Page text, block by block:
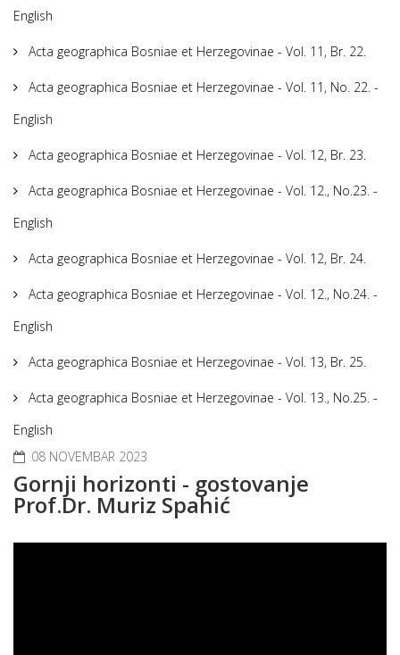
English
Acta geographica Bosniae et Herzegovinae - Vol. 11, Br. 22.
Acta geographica Bosniae et Herzegovinae - Vol. 11, No. 22. -
English
Acta geographica Bosniae et Herzegovinae - Vol. 12, Br. 23.
Acta geographica Bosniae et Herzegovinae - Vol. 12., No.23. -
English
Acta geographica Bosniae et Herzegovinae - Vol. 12, Br. 24.
Acta geographica Bosniae et Herzegovinae - Vol. 12., No.24. -
English
Acta geographica Bosniae et Herzegovinae - Vol. 13, Br. 25.
Acta geographica Bosniae et Herzegovinae - Vol. 13., No.25. -
English
08 NOVEMBAR 2023
Gornji horizonti - gostovanje
Prof.Dr. Muriz Spahić